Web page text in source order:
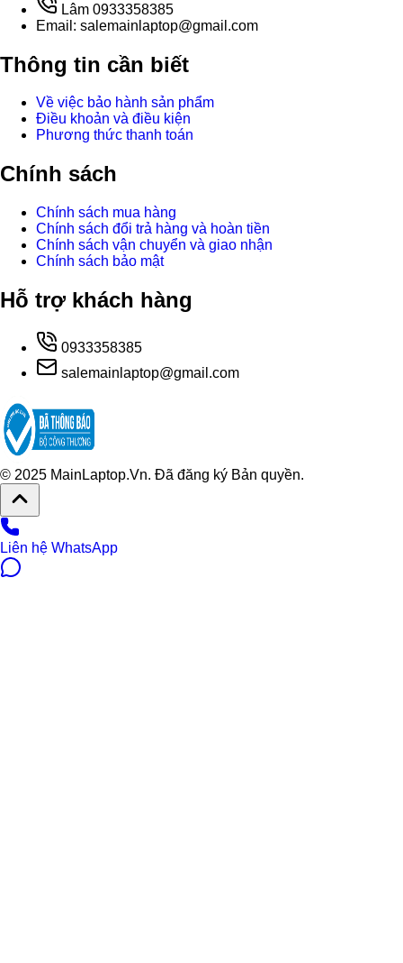
Lâm 0933358385
Email: salemainlaptop@gmail.com
Thông tin cần biết
Về việc bảo hành sản phẩm
Điều khoản và điều kiện
Phương thức thanh toán
Chính sách
Chính sách mua hàng
Chính sách đổi trả hàng và hoàn tiền
Chính sách vận chuyển và giao nhận
Chính sách bảo mật
Hỗ trợ khách hàng
0933358385
salemainlaptop@gmail.com
© 2025 MainLaptop.Vn. Đã đăng ký Bản quyền.
Liên hệ WhatsApp